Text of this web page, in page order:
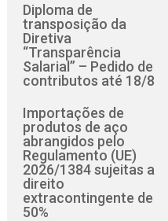
Diploma de
transposição da
Diretiva
“Transparência
Salarial” – Pedido de
contributos até 18/8
Importações de
produtos de aço
abrangidos pelo
Regulamento (UE)
2026/1384 sujeitas a
direito
extracontingente de
50%